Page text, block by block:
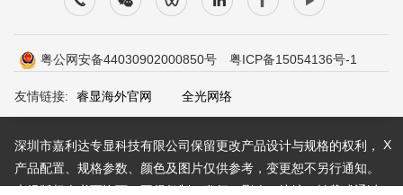
粤公网安备44030902000850号 粤ICP备15054136号-1
友情链接: 睿显海外官网 全光网络
深圳市嘉利达专显科技有限公司保留更改产品设计与规格的权利，
产品配置、规格参数、颜色及图片仅供参考，变更恕不另行通知。
未经版权人书面许可，不得复制、发行、删改、摘编、转载或通过
X